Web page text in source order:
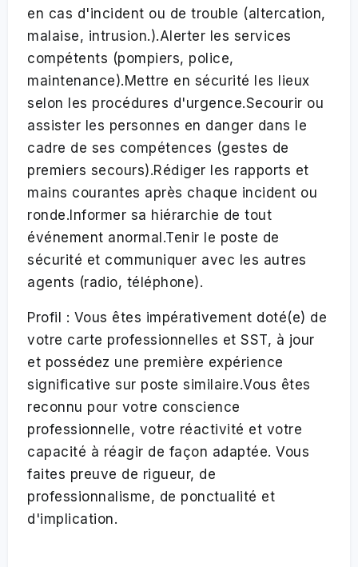
en cas d'incident ou de trouble (altercation,
malaise, intrusion.).Alerter les services
compétents (pompiers, police,
maintenance).Mettre en sécurité les lieux
selon les procédures d'urgence.Secourir ou
assister les personnes en danger dans le
cadre de ses compétences (gestes de
premiers secours).Rédiger les rapports et
mains courantes après chaque incident ou
ronde.Informer sa hiérarchie de tout
événement anormal.Tenir le poste de
sécurité et communiquer avec les autres
agents (radio, téléphone).
Profil : Vous êtes impérativement doté(e) de
votre carte professionnelles et SST, à jour
et possédez une première expérience
significative sur poste similaire.Vous êtes
reconnu pour votre conscience
professionnelle, votre réactivité et votre
capacité à réagir de façon adaptée. Vous
faites preuve de rigueur, de
professionnalisme, de ponctualité et
d'implication.